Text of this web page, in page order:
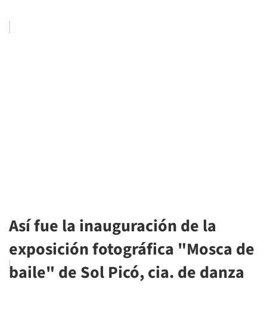
Así fue la inauguración de la
exposición fotográfica "Mosca de
baile" de Sol Picó, cia. de danza